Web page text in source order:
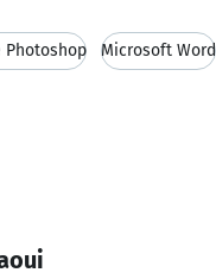
Photoshop Microsoft Word